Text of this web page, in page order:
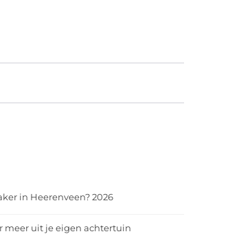
in Heerenveen? 2026
meer uit je eigen achtertuin